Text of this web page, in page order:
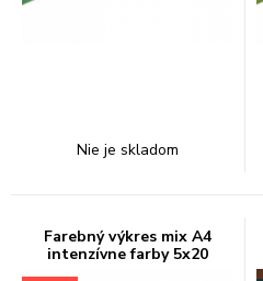
Nie je skladom
Farebný výkres mix A4
intenzívne farby 5x20